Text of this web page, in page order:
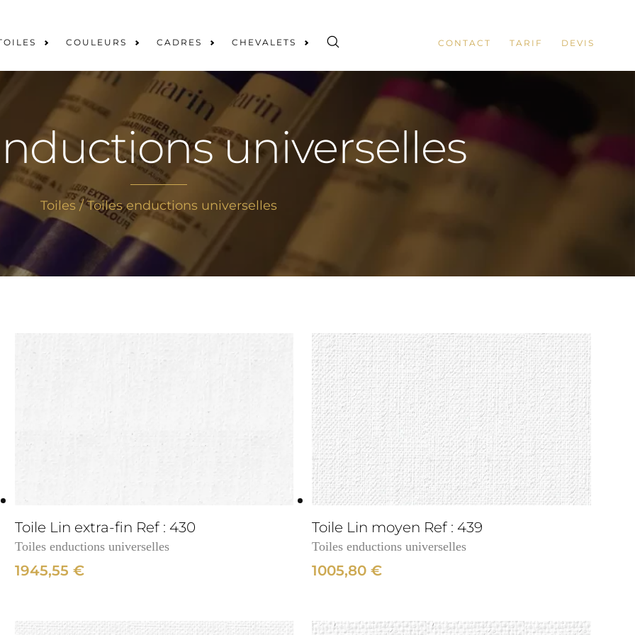
COULEURS CADRES CHEVALETS CONTACT TARIF DEVIS
universelles
Toiles / Toiles enductions universelles
Toile Lin extra-fin Ref : 430
Toiles enductions universelles
1945,55 €
Toile Lin moyen Ref : 439
Toiles enductions universelles
1005,80 €